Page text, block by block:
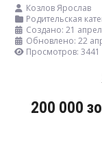
Козлов Ярослав
Родительская
Создано: 21
Обновлено: 22
Просмотров: 3441
200 000